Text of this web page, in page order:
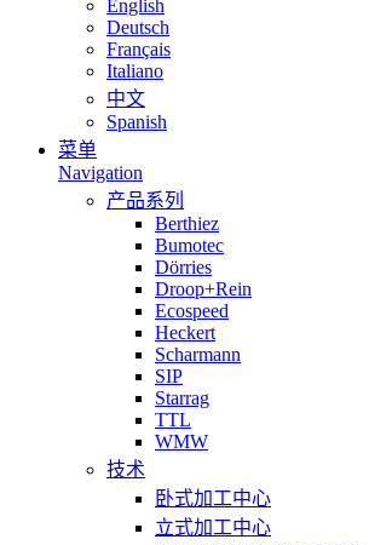
English
Deutsch
Français
Italiano
中文
Spanish
菜单
Navigation
产品系列
Berthiez
Bumotec
Dörries
Droop+Rein
Ecospeed
Heckert
Scharmann
SIP
Starrag
TTL
WMW
技术
卧式加工中心
立式加工中心